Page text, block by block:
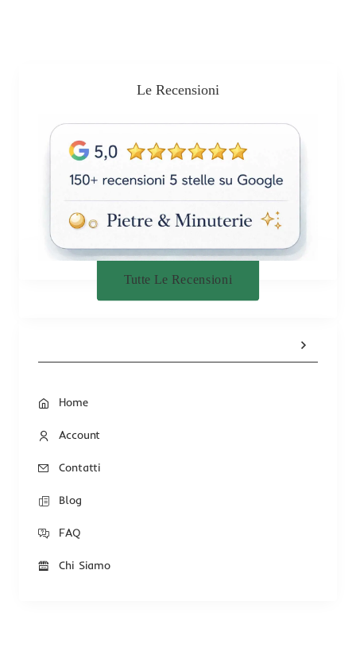
Le Recensioni
Tutte Le Recensioni
Home
Account
Contatti
Blog
FAQ
Chi Siamo